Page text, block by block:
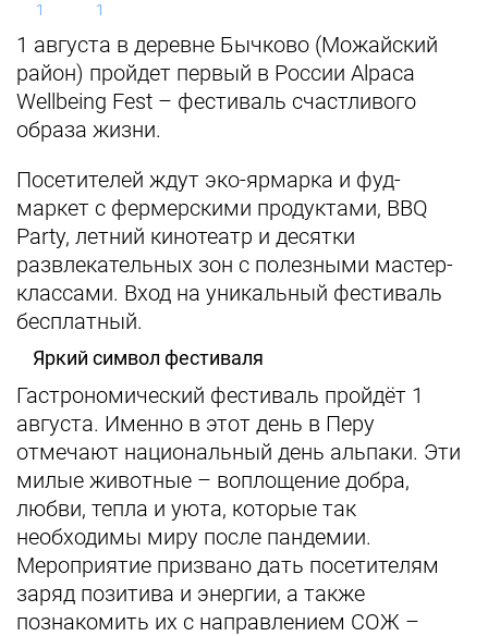
1 1
1 августа в деревне Бычково (Можайский
район) пройдет первый в России Alpaca
Wellbeing Fest – фестиваль счастливого
образа жизни.
Посетителей ждут эко-ярмарка и фуд-
маркет с фермерскими продуктами, BBQ
Party, летний кинотеатр и десятки
развлекательных зон с полезными мастер-
классами. Вход на уникальный фестиваль
бесплатный.
Яркий символ фестиваля
Гастрономический фестиваль пройдёт 1
августа. Именно в этот день в Перу
отмечают национальный день альпаки. Эти
милые животные – воплощение добра,
любви, тепла и уюта, которые так
необходимы миру после пандемии.
Мероприятие призвано дать посетителям
заряд позитива и энергии, а также
познакомить их с направлением СОЖ –